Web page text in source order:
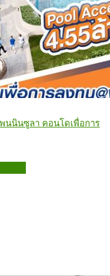
นนินซูลา คอนโดเพื่อการ